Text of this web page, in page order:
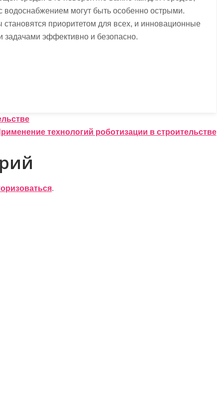
водоснабжением могут быть особенно острыми.
приоритетом для всех, и инновационные
задачами эффективно и безопасно.
технологий роботизации в строительстве
.